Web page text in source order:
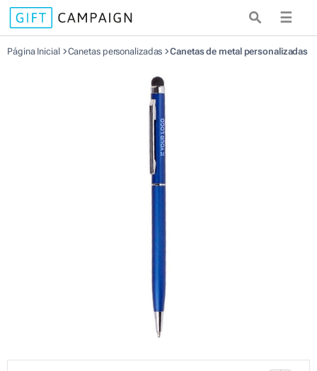
☰
Página Inicial Canetas personalizadas Canetas de metal personalizadas